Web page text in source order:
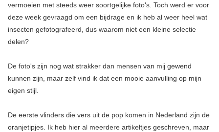
vermoeien met steeds weer soortgelijke foto's. Toch werd er voor
deze week gevraagd om een bijdrage en ik heb al weer heel wat
insecten gefotografeerd, dus waarom niet een kleine selectie
delen?
De foto's zijn nog wat strakker dan mensen van mij gewend
kunnen zijn, maar zelf vind ik dat een mooie aanvulling op mijn
eigen stijl.
De eerste vlinders die vers uit de pop komen in Nederland zijn de
oranjetipjes. Ik heb hier al meerdere artikeltjes geschreven, maar